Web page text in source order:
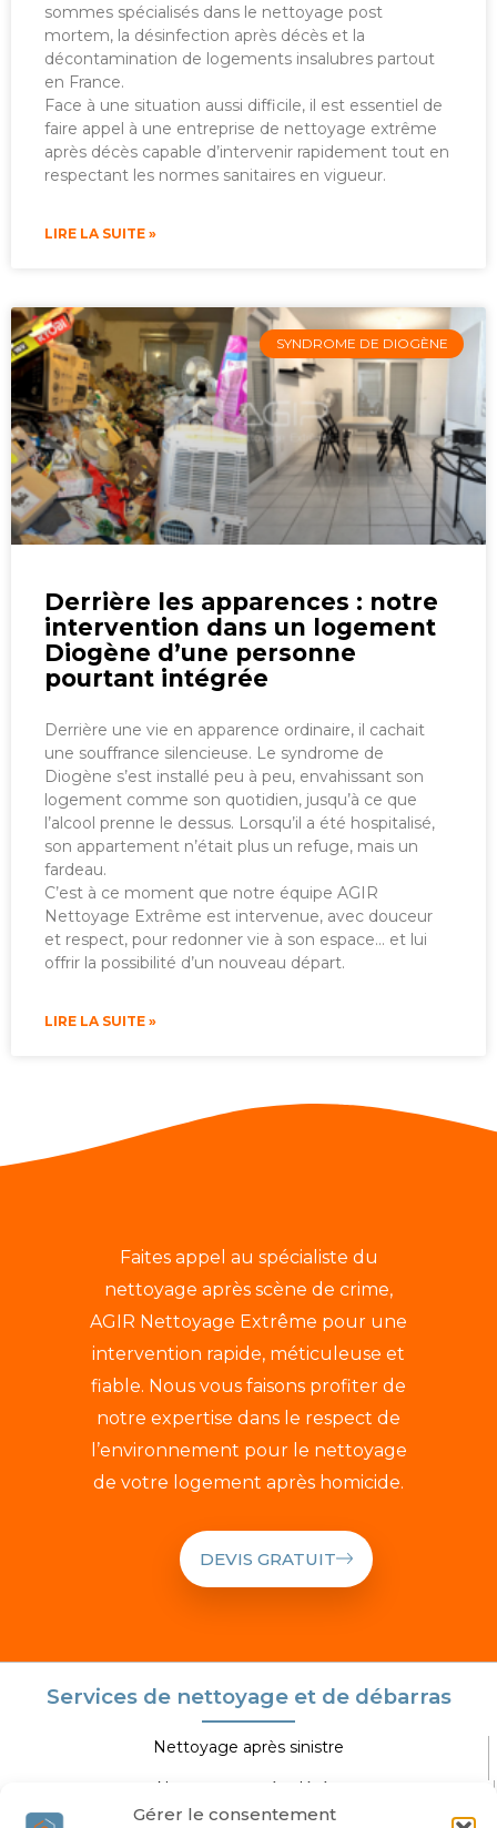
Gérer le consentement
sommes spécialisés dans le nettoyage post
mortem, la désinfection après décès et la
décontamination de logements insalubres partout
en France.
Face à une situation aussi difficile, il est essentiel de
faire appel à une entreprise de nettoyage extrême
après décès capable d’intervenir rapidement tout en
respectant les normes sanitaires en vigueur.
LIRE LA SUITE »
SYNDROME DE DIOGÈNE
Derrière les apparences : notre
intervention dans un logement
Diogène d’une personne
pourtant intégrée
Derrière une vie en apparence ordinaire, il cachait
une souffrance silencieuse. Le syndrome de
Diogène s’est installé peu à peu, envahissant son
logement comme son quotidien, jusqu’à ce que
l’alcool prenne le dessus. Lorsqu’il a été hospitalisé,
son appartement n’était plus un refuge, mais un
fardeau.
C’est à ce moment que notre équipe AGIR
Nettoyage Extrême est intervenue, avec douceur
et respect, pour redonner vie à son espace… et lui
offrir la possibilité d’un nouveau départ.
LIRE LA SUITE »
Faites appel au spécialiste du
nettoyage après scène de crime,
AGIR Nettoyage Extrême pour une
intervention rapide, méticuleuse et
fiable. Nous vous faisons profiter de
notre expertise dans le respect de
l’environnement pour le nettoyage
de votre logement après homicide.
DEVIS GRATUIT
Services de nettoyage et de débarras
Nettoyage après sinistre
Nettoyage après décès